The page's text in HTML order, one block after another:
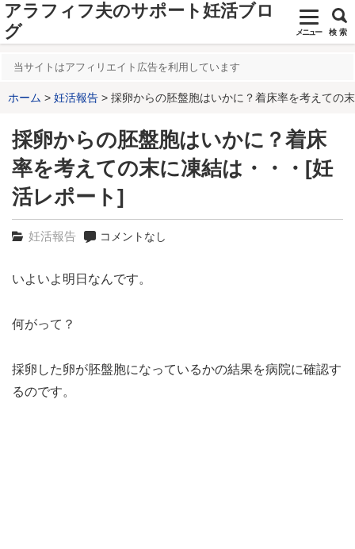
アラフィフ夫のサポート妊活ブロ
グ
メニュー 検 索
当サイトはアフィリエイト広告を利用しています
ホーム 妊活報告 採卵からの胚盤胞はいかに？着床率を考えての
採卵からの胚盤胞はいかに？着床
率を考えての末に凍結は・・・[妊
活レポート]
妊活報告 コメントなし
いよいよ明日なんです。
何がって？
採卵した卵が胚盤胞になっているかの結果を病院に確認す
るのです。